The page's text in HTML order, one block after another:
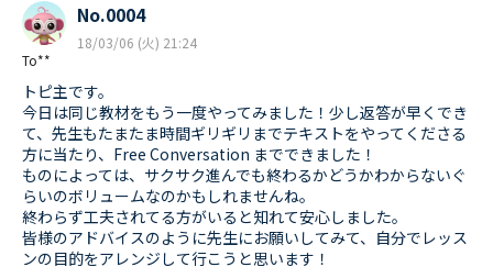
To**
No.0004
18/03/06 (火) 21:24
トピ主です。
今日は同じ教材をもう一度やってみました！少し返答が早くでき
て、先生もたまたま時間ギリギリまでテキストをやってくださる
方に当たり、Free Conversation までできました！
ものによっては、サクサク進んでも終わるかどうかわからないぐ
らいのボリュームなのかもしれませんね。
終わらず工夫されてる方がいると知れて安心しました。
皆様のアドバイスのように先生にお願いしてみて、自分でレッス
ンの目的をアレンジして行こうと思います！